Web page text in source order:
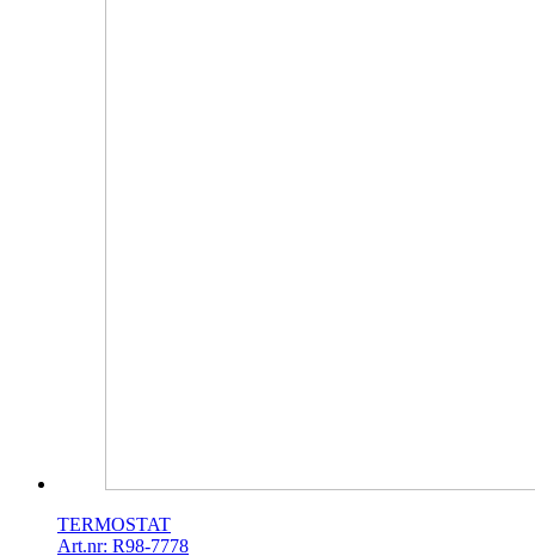
TERMOSTAT
Art.nr: R98-7778